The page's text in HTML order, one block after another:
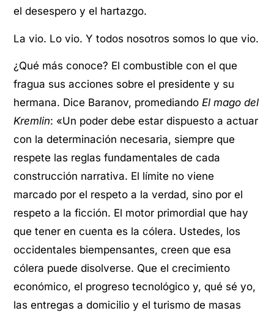
el desespero y el hartazgo.
La vio. Lo vio. Y todos nosotros somos lo que vio.
¿Qué más conoce? El combustible con el que
fragua sus acciones sobre el presidente y su
hermana. Dice Baranov, promediando El mago del
Kremlin: «Un poder debe estar dispuesto a actuar
con la determinación necesaria, siempre que
respete las reglas fundamentales de cada
construcción narrativa. El límite no viene
marcado por el respeto a la verdad, sino por el
respeto a la ficción. El motor primordial que hay
que tener en cuenta es la cólera. Ustedes, los
occidentales biempensantes, creen que esa
cólera puede disolverse. Que el crecimiento
económico, el progreso tecnológico y, qué sé yo,
las entregas a domicilio y el turismo de masas